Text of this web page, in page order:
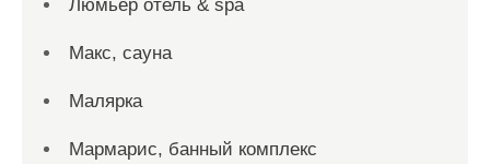
Люмьер отель & spa
Макс, сауна
Малярка
Мармарис, банный комплекс